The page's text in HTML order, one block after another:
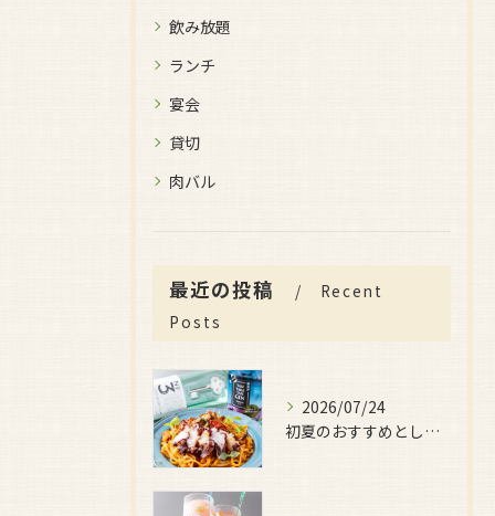
飲み放題
ランチ
宴会
貸切
肉バル
最近の投稿
Recent
Posts
2026/07/24
初夏のおすすめとしてご用意しているのが、